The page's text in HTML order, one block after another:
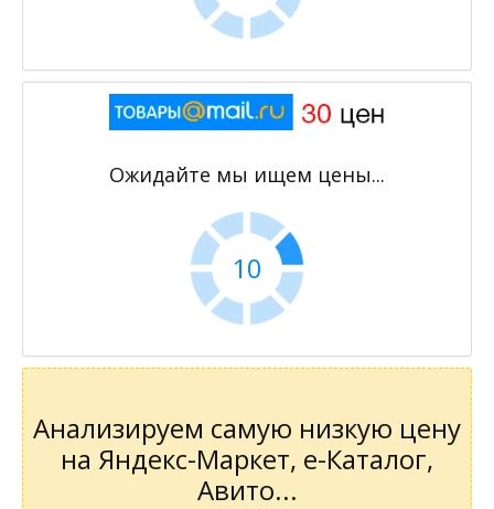
Ожидайте мы ищем цены...
9
Анализируем самую низкую цену
на Яндекс-Маркет, е-Каталог,
Авито...